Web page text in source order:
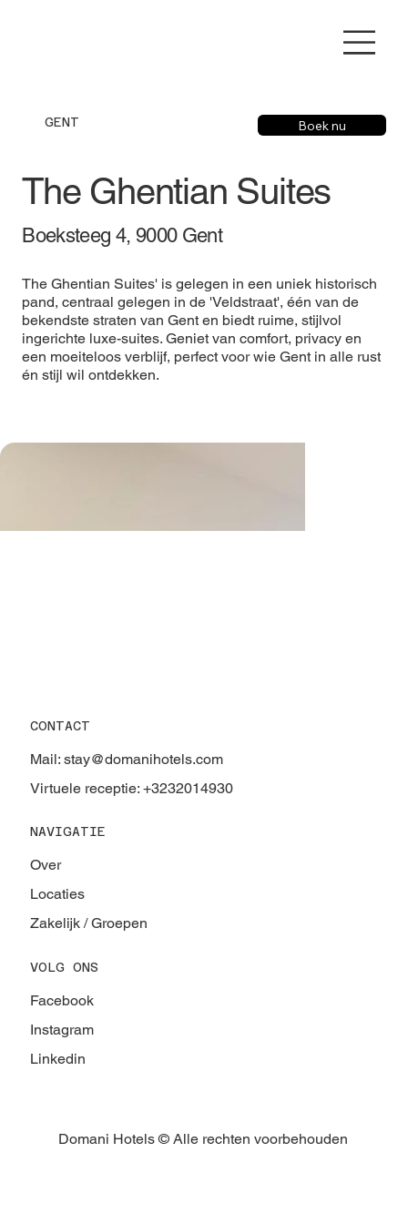
GENT
The Ghentian Suites
Boeksteeg 4, 9000 Gent
The Ghentian Suites' is gelegen in een uniek historisch
pand, centraal gelegen in de 'Veldstraat', één van de
bekendste straten van Gent en biedt ruime, stijlvol
ingerichte luxe-suites. Geniet van comfort, privacy en
een moeiteloos verblijf, perfect voor wie Gent in alle rust
én stijl wil ontdekken.
Boek nu
CONTACT
Mail: stay@domanihotels.com
Virtuele receptie: +3232014930
NAVIGATIE
Over
Locaties
Zakelijk / Groepen
VOLG ONS
Facebook
Instagram
Linkedin
Domani Hotels © Alle rechten voorbehouden